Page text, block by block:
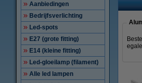
Aanbiedingen
Bedrijfsverlichting
Led-spots
E27 (grote fitting)
E14 (kleine fitting)
Led-gloeilamp (filament)
Alle led lampen